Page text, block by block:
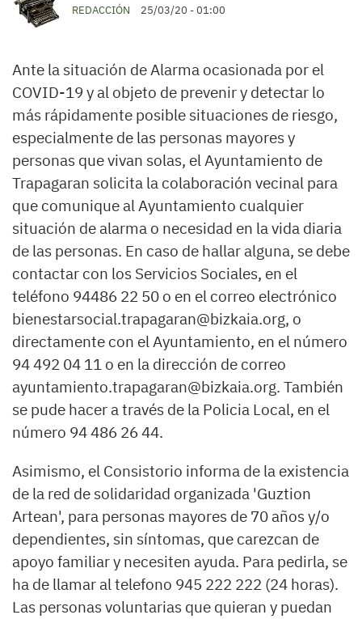
REDACCIÓN 25/03/20 - 01:00
Ante la situación de Alarma ocasionada por el
COVID-19 y al objeto de prevenir y detectar lo
más rápidamente posible situaciones de riesgo,
especialmente de las personas mayores y
personas que vivan solas, el Ayuntamiento de
Trapagaran solicita la colaboración vecinal para
que comunique al Ayuntamiento cualquier
situación de alarma o necesidad en la vida diaria
de las personas. En caso de hallar alguna, se debe
contactar con los Servicios Sociales, en el
teléfono 94486 22 50 o en el correo electrónico
bienestarsocial.trapagaran@bizkaia.org, o
directamente con el Ayuntamiento, en el número
94 492 04 11 o en la dirección de correo
ayuntamiento.trapagaran@bizkaia.org. También
se pude hacer a través de la Policia Local, en el
número 94 486 26 44.
Asimismo, el Consistorio informa de la existencia
de la red de solidaridad organizada 'Guztion
Artean', para personas mayores de 70 años y/o
dependientes, sin síntomas, que carezcan de
apoyo familiar y necesiten ayuda. Para pedirla, se
ha de llamar al telefono 945 222 222 (24 horas).
Las personas voluntarias que quieran y puedan